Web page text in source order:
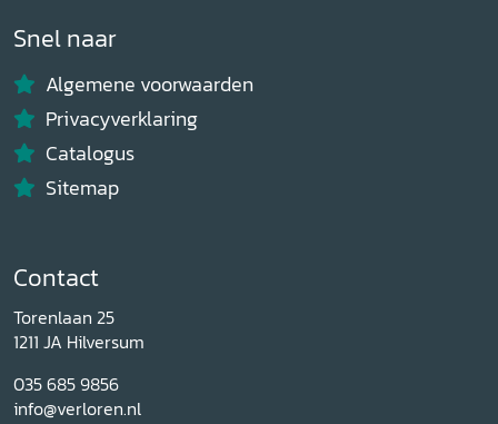
Snel naar
Algemene voorwaarden
Privacyverklaring
Catalogus
Sitemap
Contact
Torenlaan 25
1211 JA Hilversum
035 685 9856
info@verloren.nl